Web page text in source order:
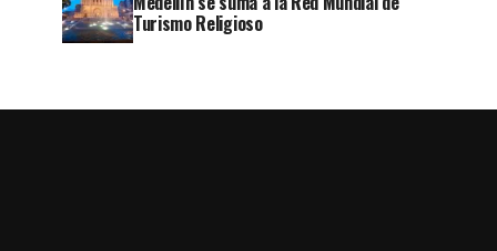
Turismo Religioso